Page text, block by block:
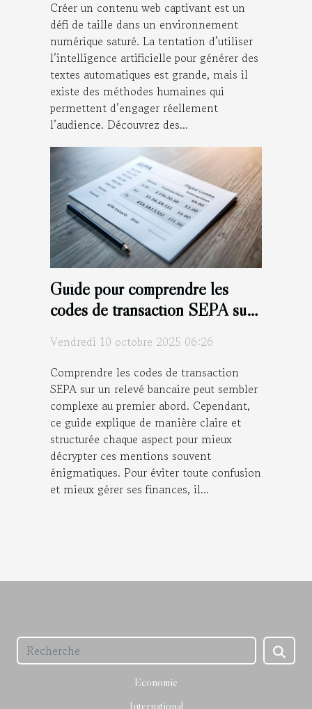
Créer un contenu web captivant est un
défi de taille dans un environnement
numérique saturé. La tentation d’utiliser
l’intelligence artificielle pour générer des
textes automatiques est grande, mais il
existe des méthodes humaines qui
permettent d’engager réellement
l’audience. Découvrez des...
Guide pour comprendre les
codes de transaction SEPA sur
Vendredi 10 octobre 2025 06:26
Comprendre les codes de transaction
SEPA sur un relevé bancaire peut sembler
complexe au premier abord. Cependant,
ce guide explique de manière claire et
structurée chaque aspect pour mieux
décrypter ces mentions souvent
énigmatiques. Pour éviter toute confusion
et mieux gérer ses finances, il...
Economie
International